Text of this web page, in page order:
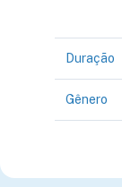
Duração
Gênero